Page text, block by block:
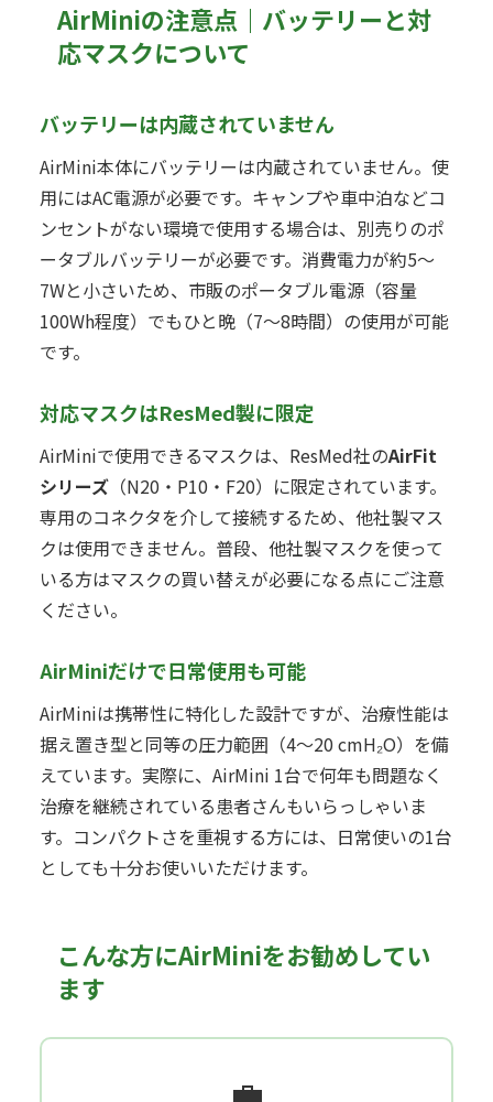
AirMiniの注意点｜バッテリーと対
応マスクについて
バッテリーは内蔵されていません
AirMini本体にバッテリーは内蔵されていません。使
用にはAC電源が必要です。キャンプや車中泊などコ
ンセントがない環境で使用する場合は、別売りのポ
ータブルバッテリーが必要です。消費電力が約5〜
7Wと小さいため、市販のポータブル電源（容量
100Wh程度）でもひと晩（7〜8時間）の使用が可能
です。
対応マスクはResMed製に限定
AirMiniで使用できるマスクは、ResMed社のAirFit
シリーズ （N20・P10・F20）に限定されています。
専用のコネクタを介して接続するため、他社製マス
クは使用できません。普段、他社製マスクを使って
いる方はマスクの買い替えが必要になる点にご注意
ください。
AirMiniだけで日常使用も可能
AirMiniは携帯性に特化した設計ですが、治療性能は
据え置き型と同等の圧力範囲（4〜20 cmH₂O）を備
えています。実際に、AirMini 1台で何年も問題なく
治療を継続されている患者さんもいらっしゃいま
す。コンパクトさを重視する方には、日常使いの1台
としても十分お使いいただけます。
こんな方にAirMiniをお勧めしてい
ます
💼